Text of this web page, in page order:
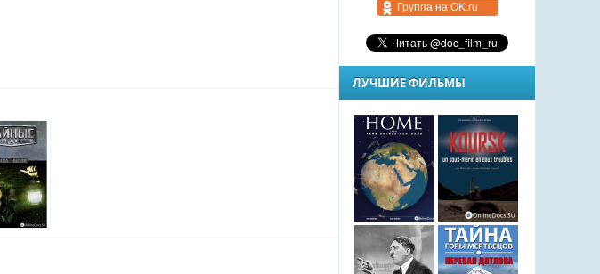
Группа на OK.ru
ЛУЧШИЕ ФИЛЬМЫ